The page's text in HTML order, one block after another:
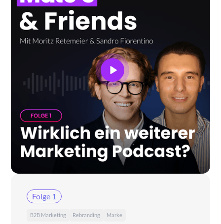
Folge 1
B2B Marketing Rebranding Marke